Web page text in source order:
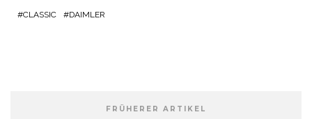
CLASSIC DAIMLER
FRÜHERER ARTIKEL